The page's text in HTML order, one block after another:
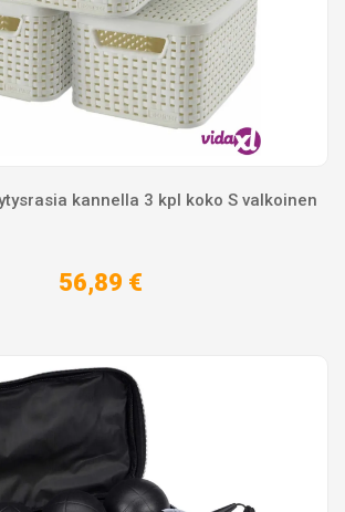
kannella 3 kpl koko S valkoinen
56,89 €